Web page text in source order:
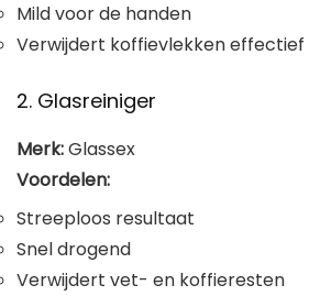
Mild voor de handen
Verwijdert koffievlekken effectief
2. Glasreiniger
Merk:Glassex
Voordelen:
Streeploos resultaat
Snel drogend
Verwijdert vet- en koffieresten